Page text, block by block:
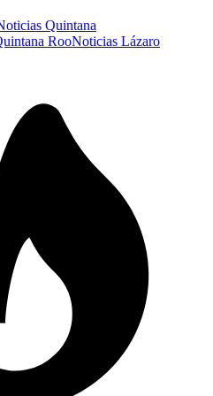
Quintana
RooNoticias Lázaro